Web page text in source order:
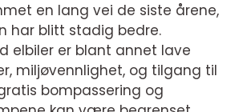
en lang vei de siste årene,
har blitt stadig bedre.
elbiler er blant annet lave
miljøvennlighet, og tilgang til
bompassering og